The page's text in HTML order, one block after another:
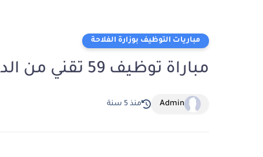
مباريات التوظيف بوزارة الفلاحة
مباراة توظيف 59 تقني من الدرجة الثالثة بوزارة الفلاحة
Admin منذ 5 سنة